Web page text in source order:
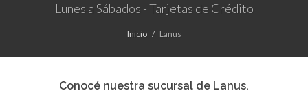
Lunes a Sábados - Tarjetas de Crédito
Inicio Lanus
Conocé nuestra sucursal de Lanus.